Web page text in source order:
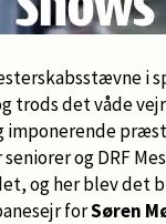
i
trods det våde
imponerende
og DRF
og her blev det
forSøren